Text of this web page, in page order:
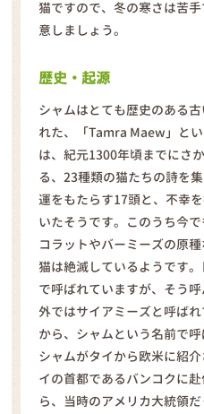
猫ですので、冬の寒さは苦
意しましょう。
歴史・起源
シャムはとても歴史のある
れた、「Tamra Maew」と
は、紀元1300年頃までにさ
る、23種類の猫たちの詩を
運をもたらす17頭と、不幸
いたそうです。このうち今
コラットやバーミーズの原
猫は絶滅しているようです
で呼ばれていますが、そう
外ではサイアミーズと呼ば
から、シャムという名前で呼
シャムがタイから欧米に紹
イの首都であるバンコクに
ら、当時のアメリカ大統領